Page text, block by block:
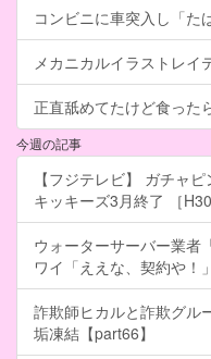
コンビニに車突入し「た
メカニカルイラストレイ
正直舐めてたけど食った
今週の記事
【フジテレビ】 ガチャ
キッキーズ3月終了 ［
ウォーターサーバー業者
ワイ「ええな、契約や！」
詐欺師ヒカルと詐欺グル
垢凍結【part66】